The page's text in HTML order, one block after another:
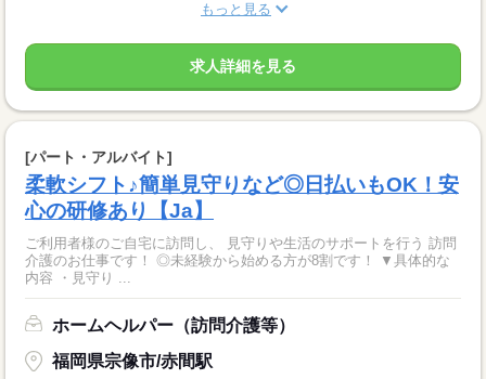
もっと見る
求人詳細を見る
[パート・アルバイト]
柔軟シフト♪簡単見守りなど◎日払いもOK！安
心の研修あり【Ja】
ご利用者様のご自宅に訪問し、 見守りや生活のサポートを行う 訪問
介護のお仕事です！ ◎未経験から始める方が8割です！ ▼具体的な
内容 ・見守り ...
ホームヘルパー（訪問介護等）
福岡県宗像市/赤間駅